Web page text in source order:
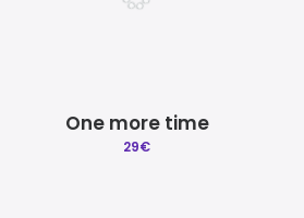
One more time
29€